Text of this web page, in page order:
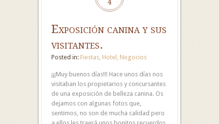
4
Exposición canina y sus
visitantes.
Posted in: Fiestas, Hotel , Negocios
¡¡¡Muy buenos días!!! Hace unos días nos
visitaban los propietarios y concursantes
de una exposición de belleza canina. Os
dejamos con algunas fotos que,
sentimos, no son de mucha calidad pero